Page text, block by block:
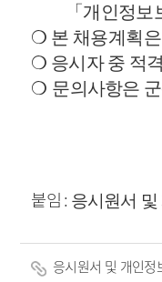
「 개인정보
❍ 본 채용계획
❍ 응시자 중 적
❍ 문의사항은
붙임 : 응시원서 및
응시원서 및 개인